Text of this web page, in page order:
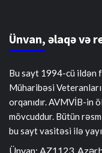
Ünvan, əlaqə və
Bu sayt 1994-cü ildən
Müharibəsi
orqanıdır. AVMVİB-in
mövcuddur. Bütün
bu sayt vasitəsi ilə
Ünvan: AZ1123,